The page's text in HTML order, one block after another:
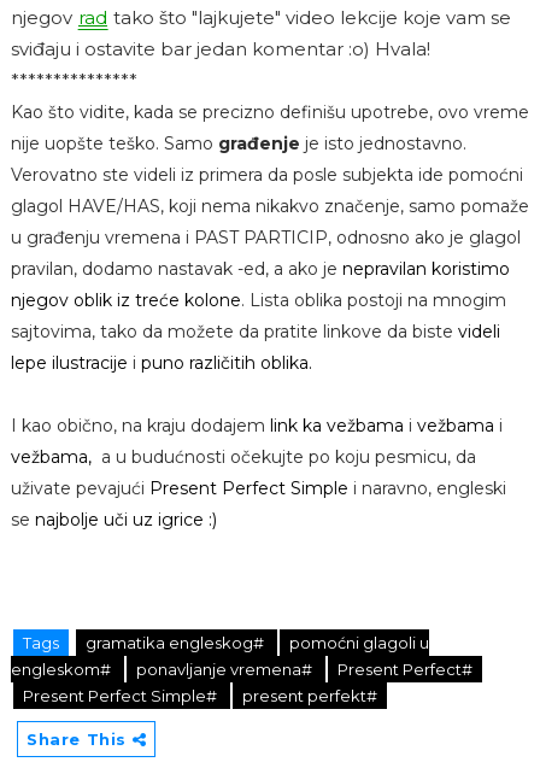
njegov rad tako što "lajkujete" video lekcije koje vam se
sviđaju i ostavite bar jedan komentar :o) Hvala!
***************
Kao što vidite, kada se precizno definišu upotrebe, ovo vreme
nije uopšte teško. Samo građenje je isto jednostavno.
Verovatno ste videli iz primera da posle subjekta ide pomoćni
glagol HAVE/HAS, koji nema nikakvo značenje, samo pomaže
u građenju vremena i PAST PARTICIP, odnosno ako je glagol
pravilan, dodamo nastavak -ed, a ako je nepravilan koristimo
njegov oblik iz treće kolone. Lista oblika postoji na mnogim
sajtovima, tako da možete da pratite linkove da biste videli
lepe ilustracije i puno različitih oblika.
I kao obično, na kraju dodajem link ka vežbama i vežbama i
vežbama,a u budućnosti očekujte po koju pesmicu, da
uživate pevajući Present Perfect Simple i naravno, engleski
se najbolje uči uz igrice :)
Tags gramatika engleskog#
pomoćni glagoli u
engleskom#
ponavljanje vremena#
Present Perfect#
Present Perfect Simple#
present perfekt#
Share This